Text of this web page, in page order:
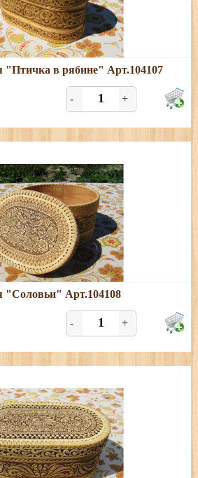
Подробнее
см; ширина - 15 см; высота - 13
"Птичка в рябине" Арт.104107
- +
Подробнее
см, ширина - 18 см; высота - 13
"Соловьи" Арт.104108
- +